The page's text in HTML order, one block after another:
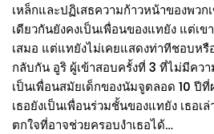
เหล็กและปฏิเสธความก้าวหน้าของพว
เดียวกันยังคงเป็นเพื่อนของแทยัง แต่เ
เสมอ แต่แทยังไม่เคยแสดงท่าทีชอบหรื
กลับกัน อูริ ผู้เข้าสอบครั้งที่ 3 ที่ไม่มีควา
เป็นเพื่อนสมัยเด็กของนัมจูตลอด 10 ปี
เธอยังเป็นเพื่อนร่วมชั้นของแทยัง เธอเ
ตกใจที่อาจช่วยครอบงำเธอได้…